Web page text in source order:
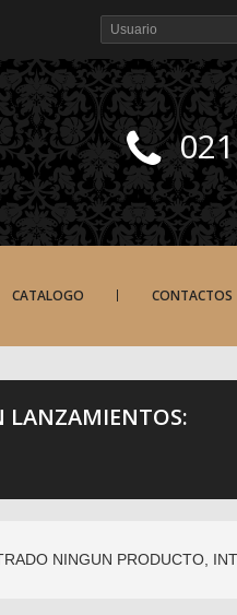
CATALOGO CONTACTOS
LANZAMIENTOS:
NINGUN PRODUCTO,